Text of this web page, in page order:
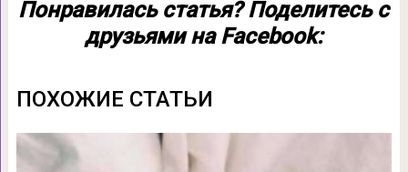
Понравилась статья? Поделитесь с
друзьями на Facebook:
ПОХОЖИЕ СТАТЬИ